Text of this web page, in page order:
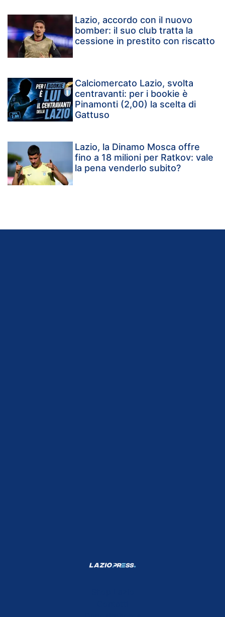
Lazio, accordo con il nuovo
bomber: il suo club tratta la
cessione in prestito con riscatto
Calciomercato Lazio, svolta
centravanti: per i bookie è
Pinamonti (2,00) la scelta di
Gattuso
Lazio, la Dinamo Mosca offre
fino a 18 milioni per Ratkov: vale
la pena venderlo subito?